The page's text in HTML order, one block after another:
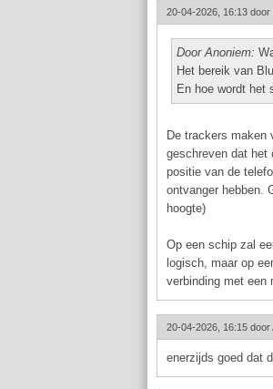
20-04-2026, 16:13 door
Door Anoniem:
Het bereik van
En hoe wordt het
De trackers maken
geschreven dat het
positie van de
ontvanger hebben.
hoogte)
Op een schip zal
logisch, maar op
verbinding met een
20-04-2026, 16:15 door
enerzijds goed dat